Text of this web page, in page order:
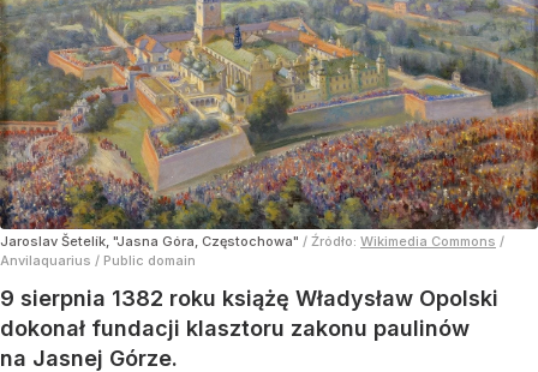
Jaroslav Šetelík, "Jasna Góra, Częstochowa" / Źródło: Wikimedia Commons /
Anvilaquarius / Public domain
9 sierpnia 1382 roku książę Władysław Opolski
dokonał fundacji klasztoru zakonu paulinów
na Jasnej Górze.